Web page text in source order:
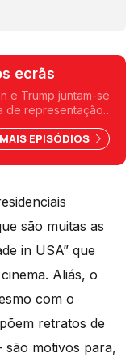
ecrãs
e Trump juntam-se
de representação
falamos ainda
um documentário
MAIS EPISÓDIOS
são muitas as
in USA” que
Aliás, o
com o
retratos de
são motivos para,